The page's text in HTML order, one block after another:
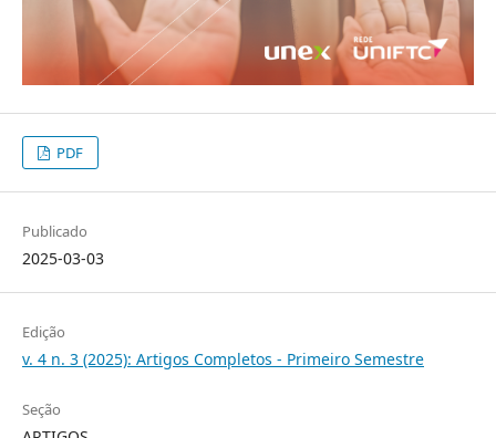
PDF
Publicado
2025-03-03
Edição
v. 4 n. 3 (2025): Artigos Completos - Primeiro Semestre
Seção